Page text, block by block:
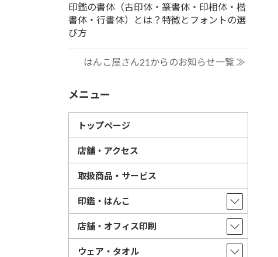
印鑑の書体（古印体・篆書体・印相体・楷
書体・行書体）とは？特徴とフォントの選
び方
はんこ屋さん21からのお知らせ一覧 ≫
メニュー
トップページ
店舗・アクセス
取扱商品・サービス
印鑑・はんこ
店舗・オフィス印刷
ウェア・タオル